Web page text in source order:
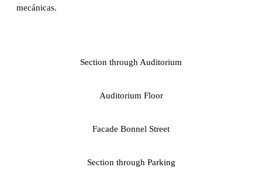
mecánicas.
Section through Auditorium
Auditorium Floor
Facade Bonnel Street
Section through Parking